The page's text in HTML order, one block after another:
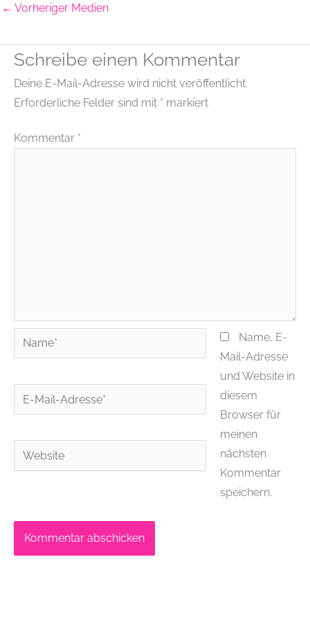
← Vorheriger Medien
Schreibe einen Kommentar
Deine E-Mail-Adresse wird nicht veröffentlicht.
Erforderliche Felder sind mit * markiert
Kommentar *
Name*
E-
Mail-
Website
Name, E-
Mail-Adresse
und Website in
diesem
Browser für
meinen
nächsten
Kommentar
speichern.